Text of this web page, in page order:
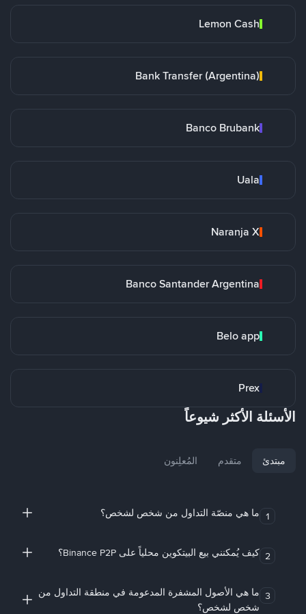
Lemon Cash
Bank Transfer (Argentina)
Banco Brubank
Uala
Naranja X
Banco Santander Argentina
Belo app
Prex
الأسئلة الأكثر شيوعاً
مبتدئ متقدم المُعلِنون
1 ما هي منصّة التداول من شخص لشخص؟
2 كيف يُمكنني بيع البيتكوين محلياً على Binance P2P؟
3 ما هي الأصول المشفرة المدعومة في منطقة التداول من
شخص لشخص؟